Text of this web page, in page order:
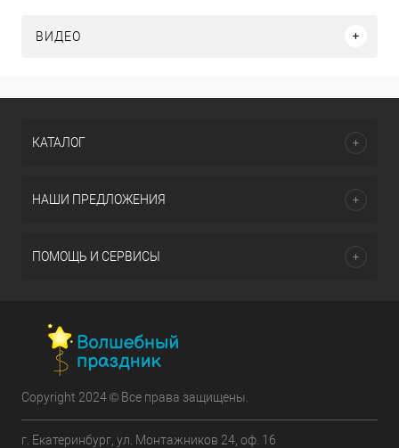
ВИДЕО
КАТАЛОГ
НАШИ ПРЕДЛОЖЕНИЯ
ПОМОЩЬ И СЕРВИСЫ
Copyright 2024 © Все права защищены.
г. Екатеринбург, ул. Монтажников 24, оф. 16